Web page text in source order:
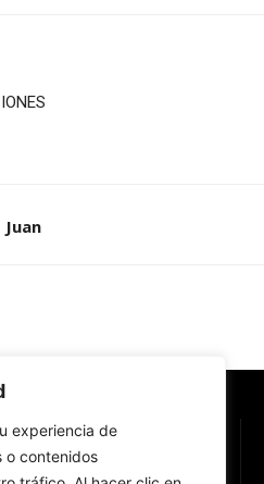
experiencia de
o contenidos
Juan